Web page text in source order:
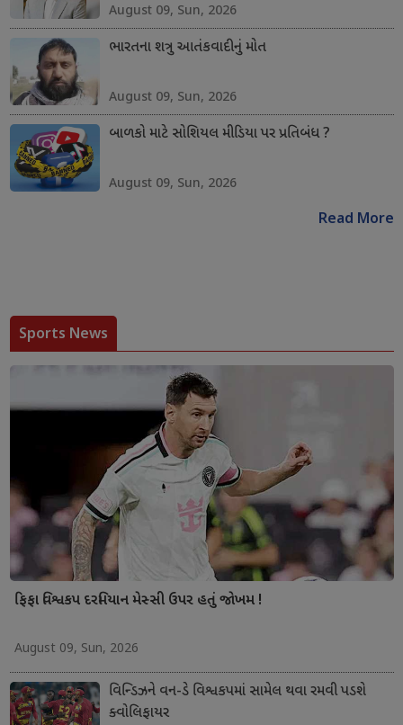
August 09, Sun, 2026
ભારતના શત્રુ આતંકવાદીનું મોત
August 09, Sun, 2026
બાળકો માટે સોશિયલ મીડિયા પર પ્રતિબંધ ?
August 09, Sun, 2026
Read More
Sports News
ફિફા વિશ્વકપ દરમિયાન મેસ્સી ઉપર હતું જોખમ !
August 09, Sun, 2026
વિન્ડિઝને વન-ડે વિશ્વકપમાં સામેલ થવા રમવી પડશે
ક્વોલિફાયર